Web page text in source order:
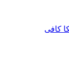
کافی